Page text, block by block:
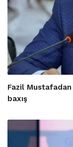
Fazil Mustafadan
baxış